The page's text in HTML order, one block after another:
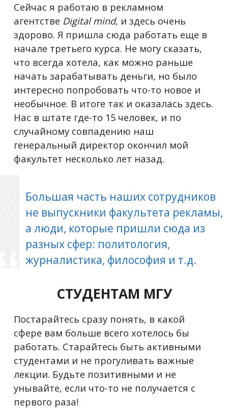
Сейчас я работаю в рекламном
агентстве Digital mind, и здесь очень
здорово. Я пришла сюда работать еще в
начале третьего курса. Не могу сказать,
что всегда хотела, как можно раньше
начать зарабатывать деньги, но было
интересно попробовать что-то новое и
необычное. В итоге так и оказалась здесь.
Нас в штате где-то 15 человек, и по
случайному совпадению наш
генеральный директор окончил мой
факультет несколько лет назад.
Большая часть наших сотрудников
не выпускники факультета рекламы,
а люди, которые пришли сюда из
разных сфер: политология,
журналистика, философия и т.д.
СТУДЕНТАМ МГУ
Постарайтесь сразу понять, в какой
сфере вам больше всего хотелось бы
работать. Старайтесь быть активными
студентами и не прогуливать важные
лекции. Будьте позитивными и не
унывайте, если что-то не получается с
первого раза!